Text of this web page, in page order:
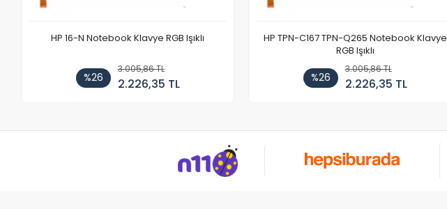
HP 16-N Notebook Klavye RGB Işıklı
%26
3.005,86 TL
2.226,35 TL
HP TPN-C167 TPN-Q265 Notebook Klavye
RGB Işıklı
%26
3.005,86 TL
2.226,35 TL